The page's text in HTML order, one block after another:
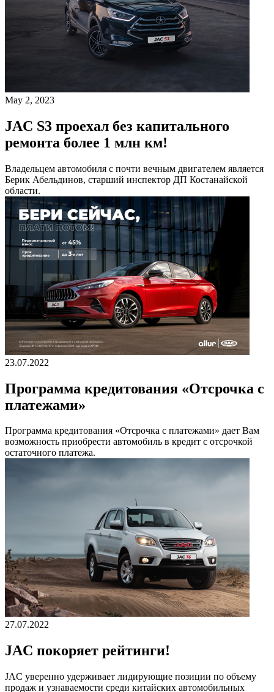
May 2, 2023
JAC S3 проехал без капитального
ремонта более 1 млн км!
Владельцем автомобиля с почти вечным двигателем является
Берик Абельдинов, старший инспектор ДП Костанайской
области.
23.07.2022
Программа кредитования «Отсрочка с
платежами»
Программа кредитования «Отсрочка с платежами» дает Вам
возможность приобрести автомобиль в кредит с отсрочкой
остаточного платежа.
27.07.2022
JAC покоряет рейтинги!
JAС уверенно удерживает лидирующие позиции по объему
продаж и узнаваемости среди китайских автомобильных